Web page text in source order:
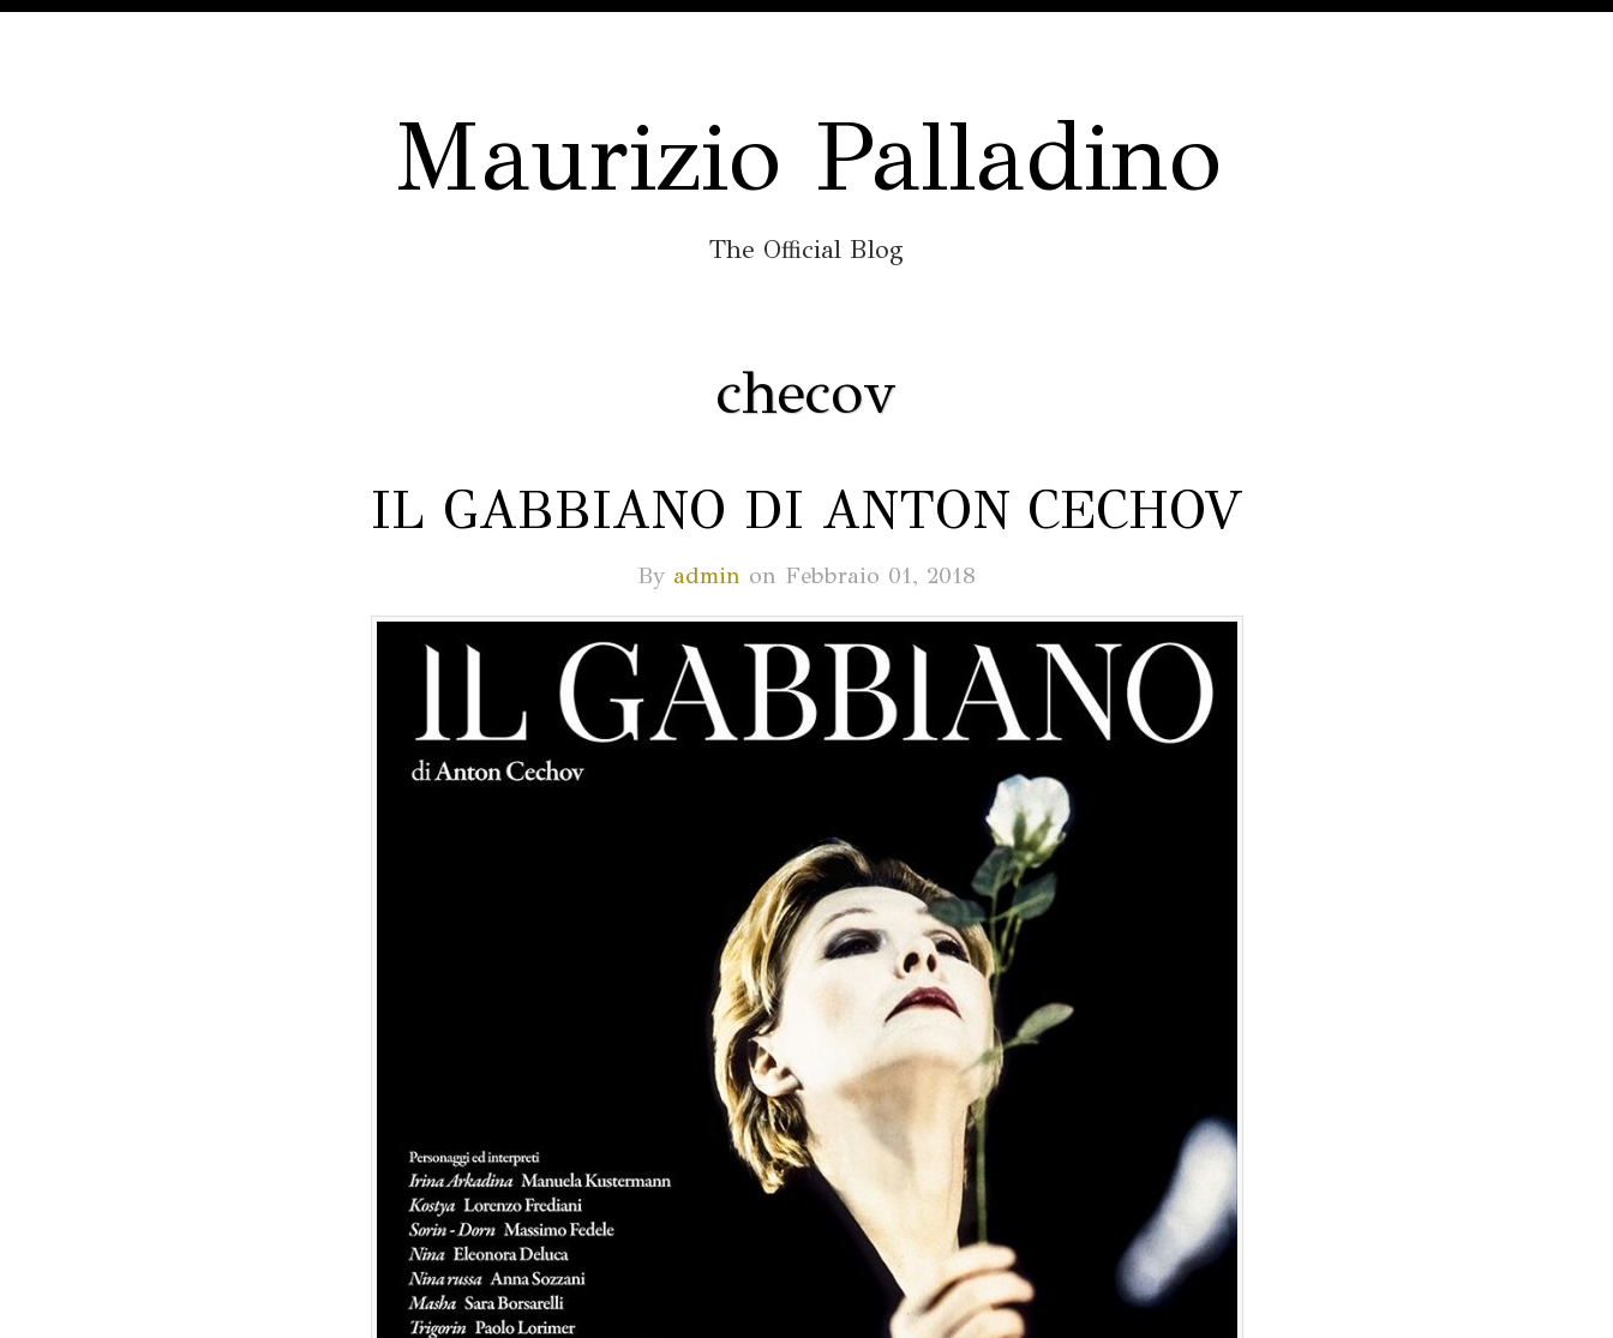
Maurizio Palladino
The Official Blog
checov
IL GABBIANO DI ANTON CECHOV
By admin on Febbraio 01, 2018